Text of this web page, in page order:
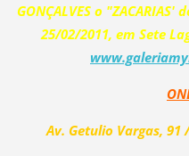
GONÇALVES o
25/02/2011, em Sete
Av. Getulio Vargas, 91